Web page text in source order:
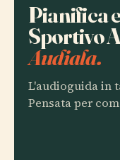
Pianifica
Sportivo
Audiala.
L'audioguida in
Pensata per